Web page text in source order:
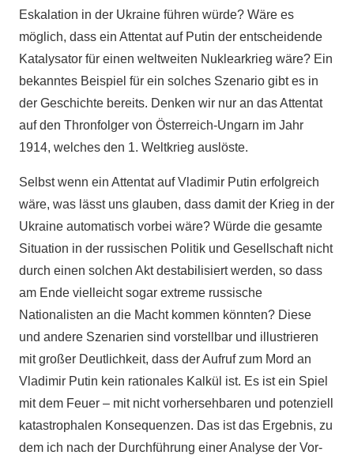
Eskalation in der Ukraine führen würde? Wäre es
möglich, dass ein Attentat auf Putin der entscheidende
Katalysator für einen weltweiten Nuklearkrieg wäre? Ein
bekanntes Beispiel für ein solches Szenario gibt es in
der Geschichte bereits. Denken wir nur an das Attentat
auf den Thronfolger von Österreich-Ungarn im Jahr
1914, welches den 1. Weltkrieg auslöste.
Selbst wenn ein Attentat auf Vladimir Putin erfolgreich
wäre, was lässt uns glauben, dass damit der Krieg in der
Ukraine automatisch vorbei wäre? Würde die gesamte
Situation in der russischen Politik und Gesellschaft nicht
durch einen solchen Akt destabilisiert werden, so dass
am Ende vielleicht sogar extreme russische
Nationalisten an die Macht kommen könnten? Diese
und andere Szenarien sind vorstellbar und illustrieren
mit großer Deutlichkeit, dass der Aufruf zum Mord an
Vladimir Putin kein rationales Kalkül ist. Es ist ein Spiel
mit dem Feuer – mit nicht vorhersehbaren und potenziell
katastrophalen Konsequenzen. Das ist das Ergebnis, zu
dem ich nach der Durchführung einer Analyse der Vor-